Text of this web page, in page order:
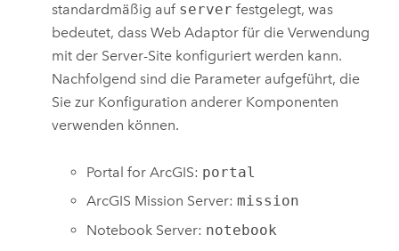
standardmäßig auf server festgelegt, was
bedeutet, dass Web Adaptor für die Verwendung
mit der Server-Site konfiguriert werden kann.
Nachfolgend sind die Parameter aufgeführt, die
Sie zur Konfiguration anderer Komponenten
verwenden können.
Portal for ArcGIS: portal
ArcGIS Mission Server:mission
Notebook Server: notebook